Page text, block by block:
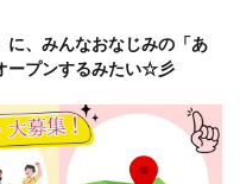
に、みんなおなじみの「あ
ープンするみたい☆彡